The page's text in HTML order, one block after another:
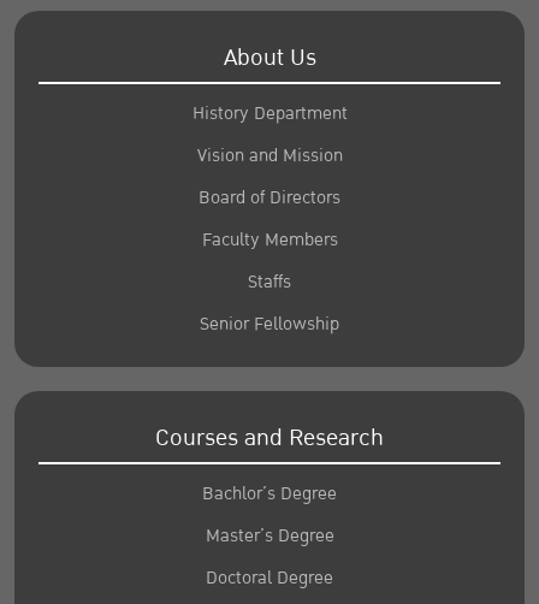
About Us
History Department
Vision and Mission
Board of Directors
Faculty Members
Staffs
Senior Fellowship
Courses and Research
Bachlor’s Degree
Master’s Degree
Doctoral Degree